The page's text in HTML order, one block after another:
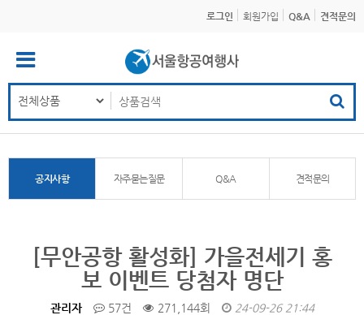
로그인 회원가입 Q&A 견적문의
공지사항 자주묻는질문 Q&A 견적문의
[무안공항 활성화] 가을전세기 홍
보 이벤트 당첨자 명단
관리자 57건 271,144회 24-09-26 21:44